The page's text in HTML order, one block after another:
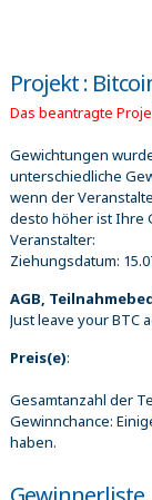
Projekt :
Das beantragte
Gewichtungen
unterschiedliche
wenn der
desto höher ist Ihre
Veranstalter:
Ziehungsdatum:
AGB,
Just leave your BTC
Preis(e):
Gesamtanzahl der
Gewinnchance:
haben.